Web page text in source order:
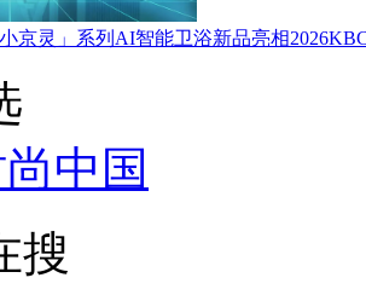
京灵」系列AI智能卫浴新品亮相
中国
搜